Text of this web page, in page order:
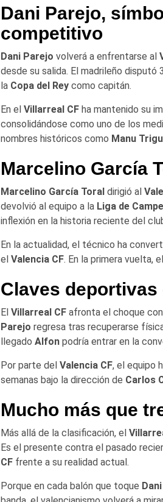
Dani Parejo,
competitivo
Dani Parejo volverá a enfrentarse al
desde su salida. El madrileño
la Copa del Reycomo capitán.
En el Villarreal CFha mantenido su
consolidándose como uno de los
nombres históricos como Manu
Marcelino García
Marcelino García Toraldirigió al
devolvió al equipo a la Liga de
inflexión en la historia reciente del
En la actualidad, el técnico ha
el Valencia CF. En la primera vuelta, el
Claves
El Villarreal CFafronta el choque con
Parejo regresa tras recuperarse
llegado Alfonpodría entrar en la
Por parte del Valencia CF, el equipo
semanas bajo la dirección de Carlos
Mucho más que
Más allá de la clasificación, el
Es el presente contra el pasado
CFfrente a su realidad actual.
Porque en cada balón que toque